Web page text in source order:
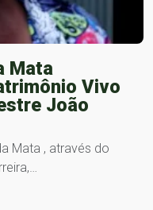
Mata
Vivo
João
Mata , através do